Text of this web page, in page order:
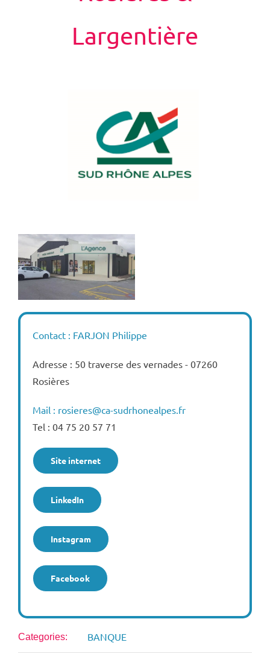
Largentière
Contact : FARJON Philippe
Adresse : 50 traverse des vernades - 07260
Rosières
Mail : rosieres@ca-sudrhonealpes.fr
Tel : 04 75 20 57 71
Site internet
LinkedIn
Instagram
Facebook
Categories: BANQUE